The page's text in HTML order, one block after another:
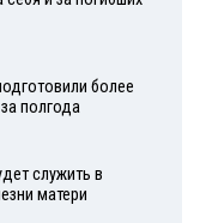
более
полгода
служить в
матери